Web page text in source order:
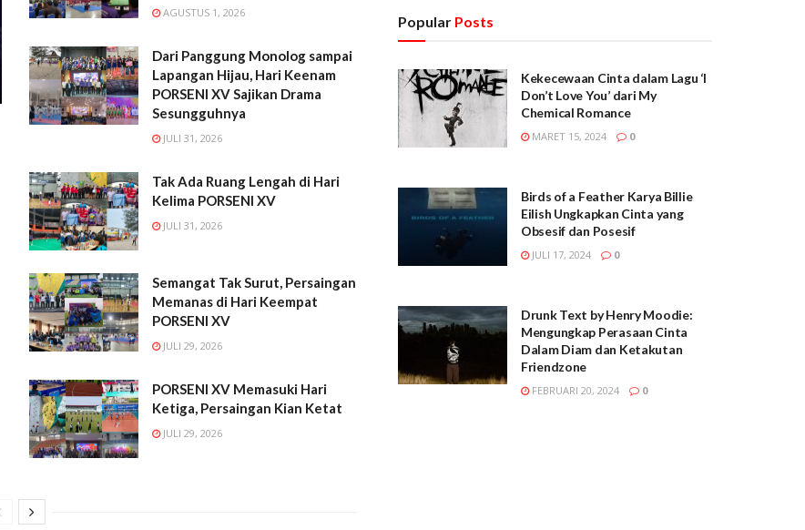
AGUSTUS 1, 2026
Dari Panggung Monolog sampai
Lapangan Hijau, Hari Keenam
PORSENI XV Sajikan Drama
Sesungguhnya
JULI 31, 2026
Tak Ada Ruang Lengah di Hari
Kelima PORSENI XV
JULI 31, 2026
Semangat Tak Surut, Persaingan
Memanas di Hari Keempat
PORSENI XV
JULI 29, 2026
PORSENI XV Memasuki Hari
Ketiga, Persaingan Kian Ketat
JULI 29, 2026
Popular Posts
Kekecewaan Cinta dalam Lagu ‘I
Don’t Love You’ dari My
Chemical Romance
MARET 15, 2024 0
Birds of a Feather Karya Billie
Eilish Ungkapkan Cinta yang
Obsesif dan Posesif
JULI 17, 2024 0
Drunk Text by Henry Moodie:
Mengungkap Perasaan Cinta
Dalam Diam dan Ketakutan
Friendzone
FEBRUARI 20, 2024 0